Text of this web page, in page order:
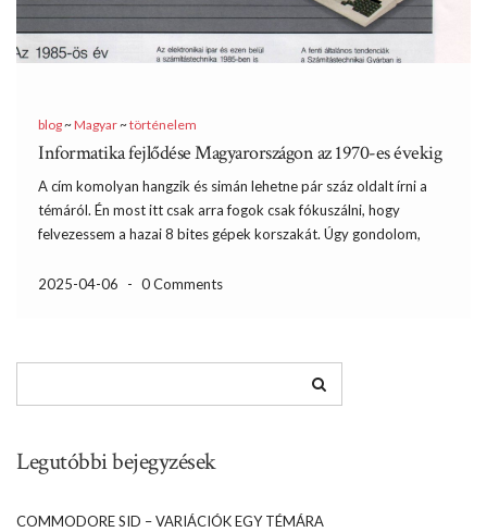
blog~Magyar~történelem
Informatika fejlődése Magyarországon az 1970-es évekig
A cím komolyan hangzik és simán lehetne pár száz oldalt írni a
témáról. Én most itt csak arra fogok csak fókuszálni, hogy
felvezessem a hazai 8 bites gépek korszakát. Úgy gondolom,
milyen környezetben készültek el a […]
2025-04-06 - 0 Comments
Legutóbbi bejegyzések
COMMODORE SID – VARIÁCIÓK EGY TÉMÁRA